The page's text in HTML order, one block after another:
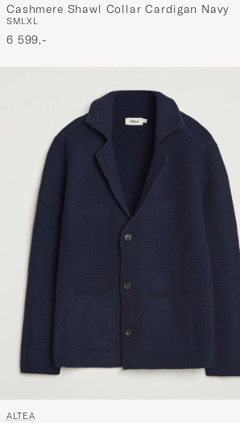
Cashmere Shawl Collar Cardigan Navy
SMLXL
6 599,-
ALTEA